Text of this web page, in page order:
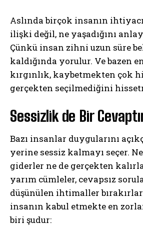
ABONE OL
Gizlilik politikasını
Aslında birçok insanın
ilişki değil, ne yaşadığını
Çünkü insan zihni uzun süre
kaldığında yorulur. Ve bazen
kırgınlık, kaybetmekten çok
gerçekten seçilmediğini
Sessizlik de Bir
Bazı insanlar duygularını
yerine sessiz kalmayı seçer.
giderler ne de gerçekten
yarım cümleler, cevapsız
düşünülen ihtimaller
insanın kabul etmekte en
biri şudur: